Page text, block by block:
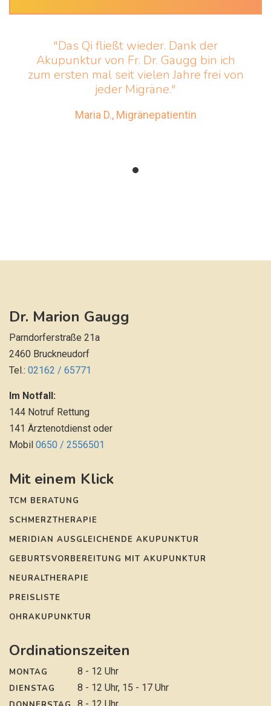
"Das Qi fließt wieder. Dank der
Akupunktur von Fr. Dr. Gaugg bin ich
zum ersten mal seit vielen Jahre frei von
jeder Migräne."
Maria D., Migränepatientin
Dr. Marion Gaugg
Parndorferstraße 21a
2460 Bruckneudorf
Tel.: 02162 / 65771
Im Notfall:
144 Notruf Rettung
141 Ärztenotdienst oder
Mobil 0650 / 2556501
Mit einem Klick
TCM BERATUNG
SCHMERZTHERAPIE
MERIDIAN AUSGLEICHENDE AKUPUNKTUR
GEBURTSVORBEREITUNG MIT AKUPUNKTUR
NEURALTHERAPIE
PREISLISTE
OHRAKUPUNKTUR
Ordinationszeiten
MONTAG 8 - 12 Uhr
DIENSTAG 8 - 12 Uhr, 15 - 17 Uhr